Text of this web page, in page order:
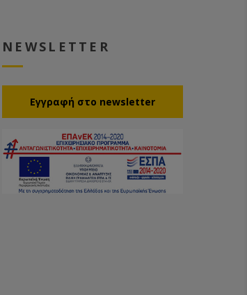
NEWSLETTER
Eγγραφή στο newsletter